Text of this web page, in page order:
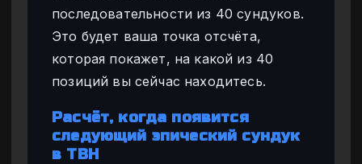
последовательности из 40 сундуков.
Это будет ваша точка отсчёта,
которая покажет, на какой из 40
позиций вы сейчас находитесь.
Расчёт, когда появится
следующий эпический сундук
в TBH